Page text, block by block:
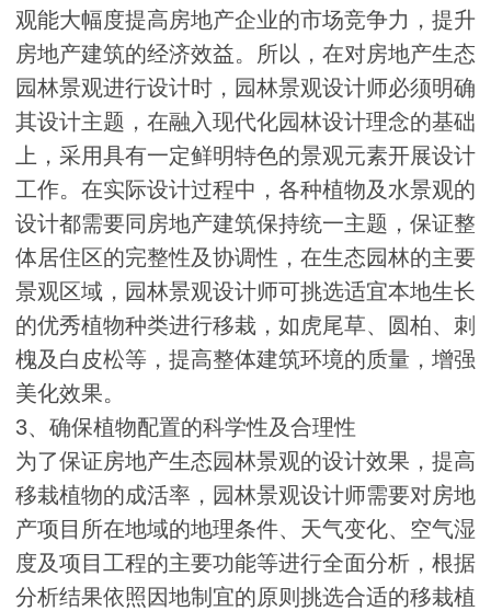
观能大幅度提高房地产企业的市场竞争力，提升
房地产建筑的经济效益。所以，在对房地产生态
园林景观进行设计时，园林景观设计师必须明确
其设计主题，在融入现代化园林设计理念的基础
上，采用具有一定鲜明特色的景观元素开展设计
工作。在实际设计过程中，各种植物及水景观的
设计都需要同房地产建筑保持统一主题，保证整
体居住区的完整性及协调性，在生态园林的主要
景观区域，园林景观设计师可挑选适宜本地生长
的优秀植物种类进行移栽，如虎尾草、圆柏、刺
槐及白皮松等，提高整体建筑环境的质量，增强
美化效果。
3、确保植物配置的科学性及合理性
为了保证房地产生态园林景观的设计效果，提高
移栽植物的成活率，园林景观设计师需要对房地
产项目所在地域的地理条件、天气变化、空气湿
度及项目工程的主要功能等进行全面分析，根据
分析结果依照因地制宜的原则挑选合适的移栽植